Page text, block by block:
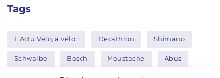
Tags
L'Actu Vélo, à vélo ! Decathlon Shimano
Schwalbe Bosch Moustache Abus